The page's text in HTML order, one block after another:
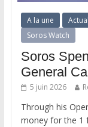
A la une
Soros Watch
Soros
General
5 juin 2026
Through his
money for the 1